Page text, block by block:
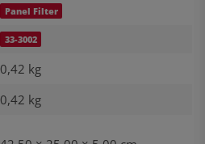
Panel Filter
33-3002
0,42 kg
0,42 kg